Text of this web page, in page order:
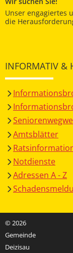
Unser engagiertes
die
INFORMATIV &
Amtsblätter
Notdienste
Adressen A - Z
© 2026
Gemeinde
Deizisau